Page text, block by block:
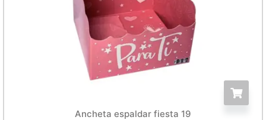
Ancheta espaldar fiesta 19